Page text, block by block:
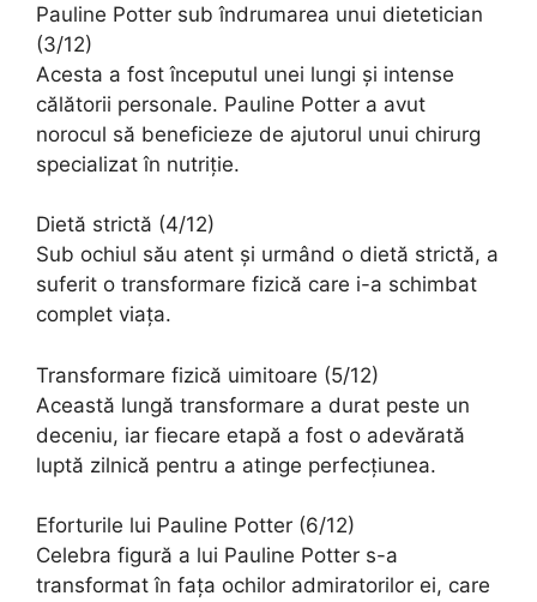
Pauline Potter sub îndrumarea unui dietetician
(3/12)
Acesta a fost începutul unei lungi și intense
călătorii personale. Pauline Potter a avut
norocul să beneficieze de ajutorul unui chirurg
specializat în nutriție.
Dietă strictă (4/12)
Sub ochiul său atent și urmând o dietă strictă, a
suferit o transformare fizică care i-a schimbat
complet viața.
Transformare fizică uimitoare (5/12)
Această lungă transformare a durat peste un
deceniu, iar fiecare etapă a fost o adevărată
luptă zilnică pentru a atinge perfecțiunea.
Eforturile lui Pauline Potter (6/12)
Celebra figură a lui Pauline Potter s-a
transformat în fața ochilor admiratorilor ei, care